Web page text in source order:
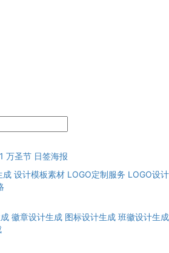
万圣节 日签海报
成 设计模板素材 LOGO定制服务 LOGO设计
徽章设计生成 图标设计生成 班徽设计生成